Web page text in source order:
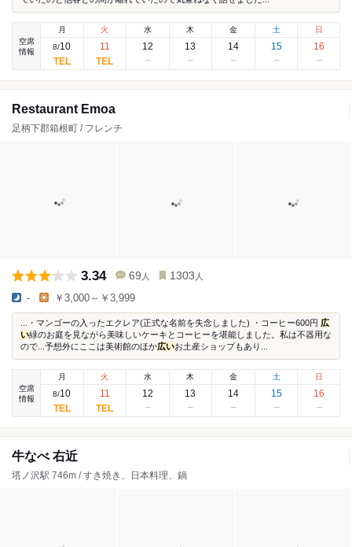
空席
情報
月
8/10
火
11
水
12
木
13
金
14
土
15
日
16
Restaurant Emoa
足柄下郡箱根町 / フレンチ
3.34 69 人 1303 人
- ￥3,000～￥3,999
...・マンゴーの入ったエクレア(正式な名前を失念しました) ・コーヒー600円 広
い緑のお庭を見ながら美味しいケーキとコーヒーを堪能しました。私は不器用な
ので...予想外にここは美術館のほか広いお土産ショップもあり...
空席
情報
月
8/10
火
11
水
12
木
13
金
14
土
15
日
16
牛なべ 右近
塔ノ沢駅 746m / すき焼き、日本料理、鍋